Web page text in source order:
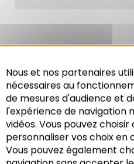
Recherche
Vidéo de la table
Professeur en
urbanisme à
Frey,Professeur de
Waserman,Directeur
Distribution Services et
Nous et nos partenaires
nécessaires au
de mesures d'audience et
l'expérience de navigation
vidéos. Vous pouvez
personnaliser vos choix en
Vous pouvez également